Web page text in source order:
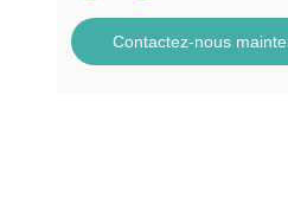
Contactez-nous